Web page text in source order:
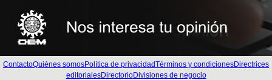
ContactoQuiénes somosPolítica de privacidadTérminos y condicionesDirectrices
editorialesDirectorioDivisiones de negocio